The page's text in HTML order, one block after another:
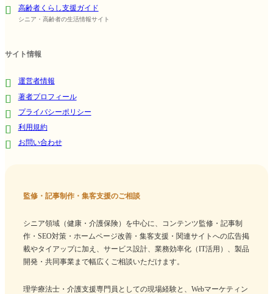
高齢者くらし支援ガイド
シニア・高齢者の生活情報サイト
サイト情報
運営者情報
著者プロフィール
プライバシーポリシー
利用規約
お問い合わせ
監修・記事制作・集客支援のご相談
シニア領域（健康・介護保険）を中心に、コンテンツ監修・記事制
作・SEO対策・ホームページ改善・集客支援・関連サイトへの広告掲
載やタイアップに加え、サービス設計、業務効率化（IT活用）、製品
開発・共同事業まで幅広くご相談いただけます。
理学療法士・介護支援専門員としての現場経験と、Webマーケティン